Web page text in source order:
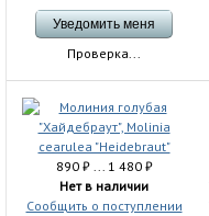
Проверка...
890 ₽... 1 480 ₽
Нет в наличии
Сообщить о поступлении